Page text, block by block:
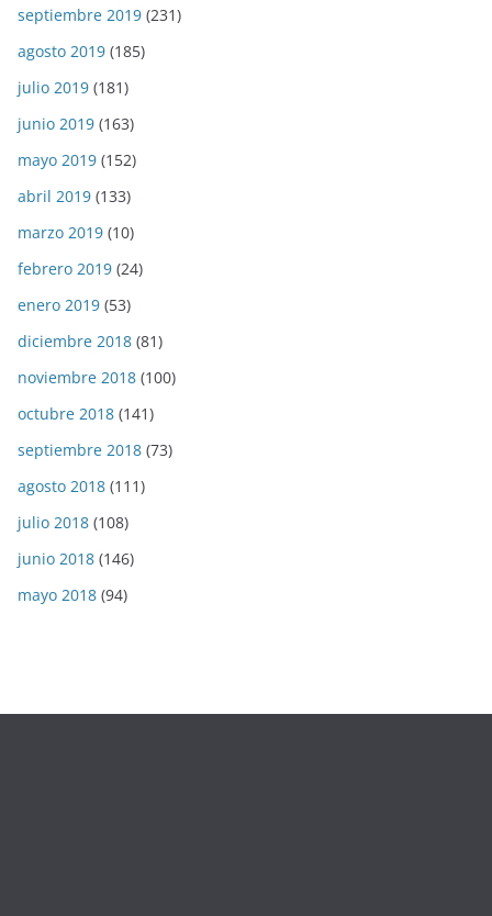
septiembre 2019 (231)
agosto 2019 (185)
julio 2019 (181)
junio 2019 (163)
mayo 2019 (152)
abril 2019 (133)
marzo 2019 (10)
febrero 2019 (24)
enero 2019 (53)
diciembre 2018 (81)
noviembre 2018 (100)
octubre 2018 (141)
septiembre 2018 (73)
agosto 2018 (111)
julio 2018 (108)
junio 2018 (146)
mayo 2018 (94)